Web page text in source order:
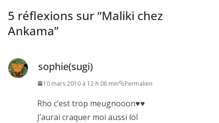
5 réflexions sur “Maliki chez
Ankama”
sophie(sugi)
10 mars 2010 à 12 h 06 min Permalien
Rho c’est trop meugnooon♥♥
J’aurai craquer moi aussi lol